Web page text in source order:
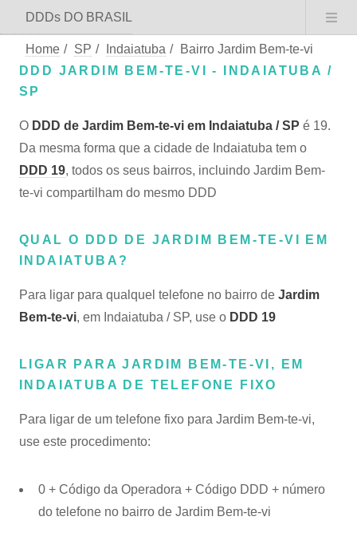
DDDs DO BRASIL
Home / SP / Indaiatuba /
Bairro Jardim Bem-te-vi
DDD JARDIM BEM-TE-VI - INDAIATUBA /
SP
O DDD de Jardim Bem-te-vi em Indaiatuba / SP é 19.
Da mesma forma que a cidade de Indaiatuba tem o
DDD 19, todos os seus bairros, incluindo Jardim Bem-
te-vi compartilham do mesmo DDD
QUAL O DDD DE JARDIM BEM-TE-VI EM
INDAIATUBA?
Para ligar para qualquel telefone no bairro de Jardim
Bem-te-vi, em Indaiatuba / SP, use o DDD 19
LIGAR PARA JARDIM BEM-TE-VI, EM
INDAIATUBA DE TELEFONE FIXO
Para ligar de um telefone fixo para Jardim Bem-te-vi,
use este procedimento:
0 + Código da Operadora + Código DDD + número
do telefone no bairro de Jardim Bem-te-vi